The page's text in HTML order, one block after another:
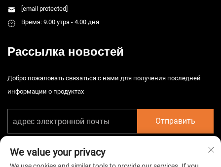
[email protected]
Время: 9.00 утра - 4.00 дня
Рассылка новостей
Добро пожаловать связаться с нами для получения последней
информации о продуктах
Отправить
We value your privacy